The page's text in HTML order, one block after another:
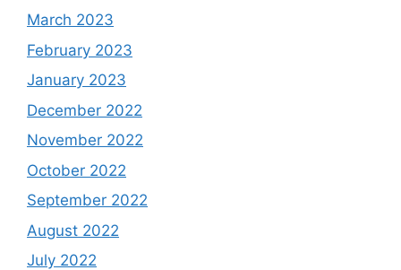
March 2023
February 2023
January 2023
December 2022
November 2022
October 2022
September 2022
August 2022
July 2022